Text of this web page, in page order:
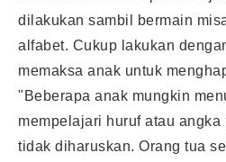
dilakukan sambil bermain
alfabet. Cukup lakukan
memaksa anak untuk
"Beberapa anak mungkin
mempelajari huruf atau
tidak diharuskan. Orang tua